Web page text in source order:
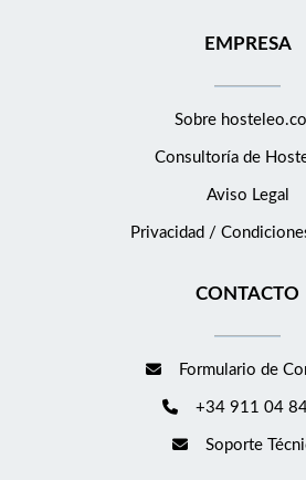
EMPRESA
Sobre
Consultoría de
Aviso Legal
Privacidad /
CONTACTO
Formulario de
+34 911 04
Soporte